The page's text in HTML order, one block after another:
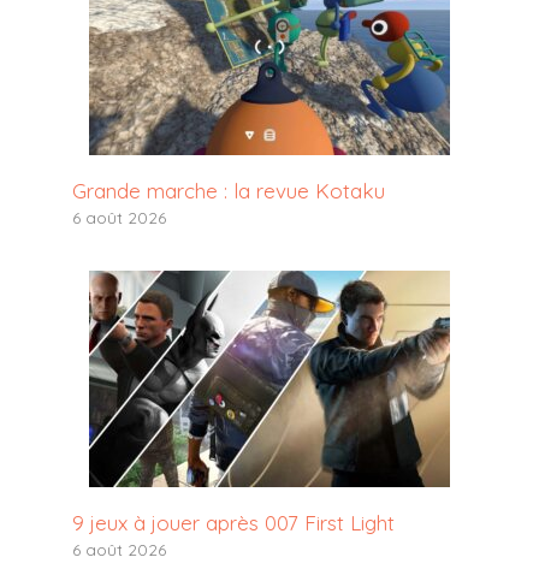
Grande marche : la revue Kotaku
6 août 2026
9 jeux à jouer après 007 First Light
6 août 2026